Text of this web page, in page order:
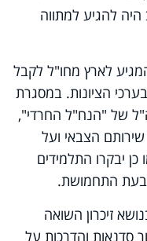
להגיע למתווה
לארץ מחו"ל לקבל
הציונות. במסגרת
של "הנח"ל החרדי",
הצבאי ועל
יבקרו התלמידים
התחמושת.
זיכרון השואה
סדנאות והדרכות על